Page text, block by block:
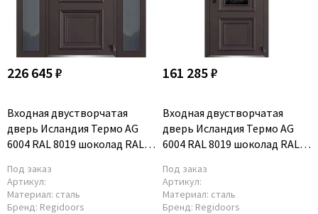
226 645 ₽
Входная двустворчатая
дверь Исландия Термо AG
6004 RAL 8019 шоколад RAL
Под заказ
Артикул:
Материал: сталь
Бренд: Regidoors
161 285 ₽
Входная двустворчатая
дверь Исландия Термо AG
6004 RAL 8019 шоколад RAL
Под заказ
Артикул:
Материал: сталь
Бренд: Regidoors